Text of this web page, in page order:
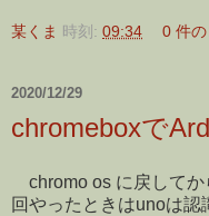
某くま 時刻: 09:34 0 件
2020/12/29
chromeboxで
chromo os に戻してか
回やったときはunoは認